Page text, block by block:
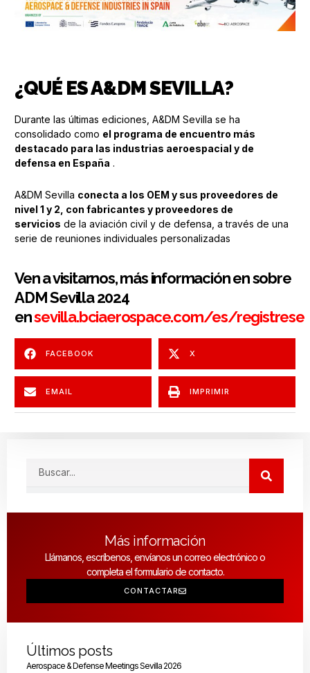
¿QUÉ ES A&DM SEVILLA?
Durante las últimas ediciones, A&DM Sevilla se ha
consolidado como el programa de encuentro más
destacado para las industrias aeroespacial y de
defensa en España .
A&DM Sevilla conecta a los OEM y sus proveedores de
nivel 1 y 2, con fabricantes y proveedores de
servicios de la aviación civil y de defensa, a través de una
serie de reuniones individuales personalizadas
Ven a visitarnos, más información en sobre
ADM Sevilla 2024
ensevilla.bciaerospace.com/es/registrese
FACEBOOK X
EMAIL IMPRIMIR
Más información
Llámanos, escríbenos, envíanos un correo electrónico o
completa el formulario de contacto.
CONTACTAR
Últimos posts
Aerospace & Defense Meetings Sevilla 2026